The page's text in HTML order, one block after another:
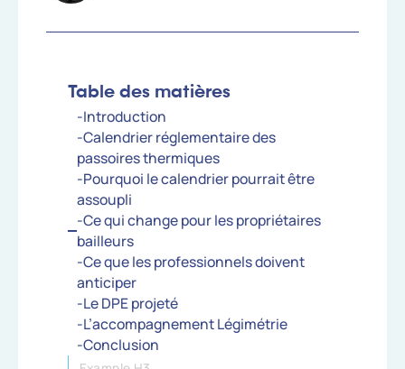
Table des matières
-Introduction
-Calendrier réglementaire des
passoires thermiques
-Pourquoi le calendrier pourrait être
assoupli
-Ce qui change pour les propriétaires
bailleurs
-Ce que les professionnels doivent
anticiper
-Le DPE projeté
-L’accompagnement Légimétrie
-Conclusion